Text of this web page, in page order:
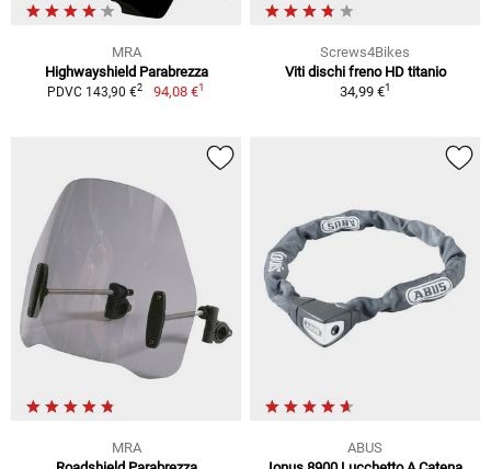
MRA
Highwayshield Parabrezza
PDVC 143,90 €2 94,08 €1
Screws4Bikes
Viti dischi freno HD titanio
34,99 €1
MRA
ABUS